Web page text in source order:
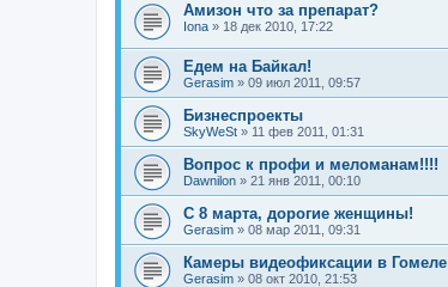
Амизон что за препарат?
Iona » 18 дек 2010, 17:22
Едем на Байкал!
Gerasim » 09 июл 2011, 09:57
Бизнеспроекты
SkyWeSt » 11 фев 2011, 01:31
Вопрос к профи и меломанам!!!!
Dawnilon » 21 янв 2011, 00:10
С 8 марта, дорогие женщины!
Gerasim » 08 мар 2011, 09:31
Камеры видеофиксации в Гомеле
Gerasim » 08 окт 2010, 21:53